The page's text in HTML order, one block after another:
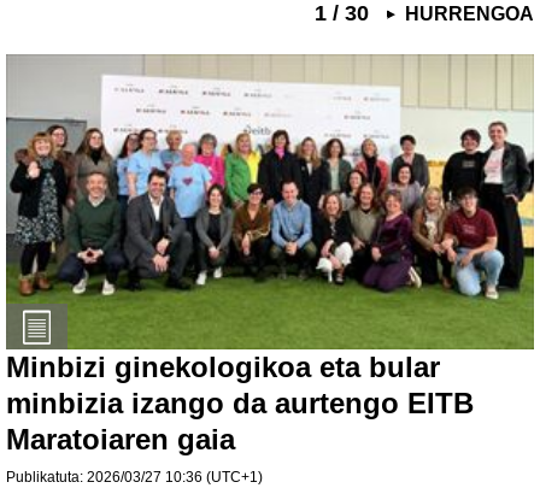
1 / 30 HURRENGOA
Minbizi ginekologikoa eta bular
minbizia izango da aurtengo EITB
Maratoiaren gaia
Publikatuta: 2026/03/27 10:36 (UTC+1)